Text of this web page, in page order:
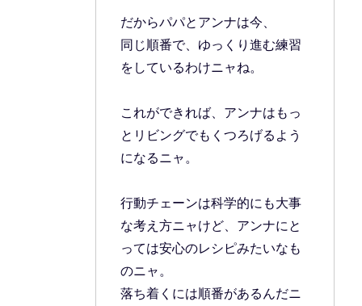
だからパパとアンナは今、
同じ順番で、ゆっくり進む練習
をしているわけニャね。
これができれば、アンナはもっ
とリビングでもくつろげるよう
になるニャ。
行動チェーンは科学的にも大事
な考え方ニャけど、アンナにと
っては安心のレシピみたいなも
のニャ。
落ち着くには順番があるんだニ